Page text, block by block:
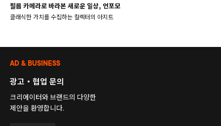
필름 카메라로 바라본 새로운 일상, 언포모
클래식한 가치를 수집하는 컬렉터의 아지트
AD & BUSINESS
광고・협업 문의
크리에이터와 브랜드의 다양한
제안을 환영합니다.